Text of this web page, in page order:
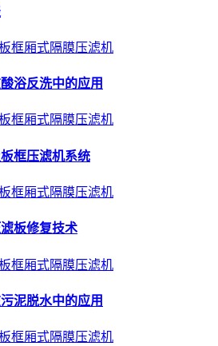
浴反洗中的应用
框压滤机系统
板修复技术
泥脱水中的应用